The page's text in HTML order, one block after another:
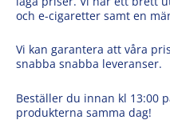
och e-cigaretter samt en
Vi kan garantera att våra
snabba snabba leveranser.
Beställer du innan kl 13:00
produkterna samma dag!